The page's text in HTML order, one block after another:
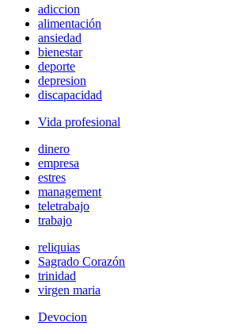
adiccion
alimentación
ansiedad
bienestar
deporte
depresion
discapacidad
Vida profesional
dinero
empresa
estres
management
teletrabajo
trabajo
reliquias
Sagrado Corazón
trinidad
virgen maria
Devocion